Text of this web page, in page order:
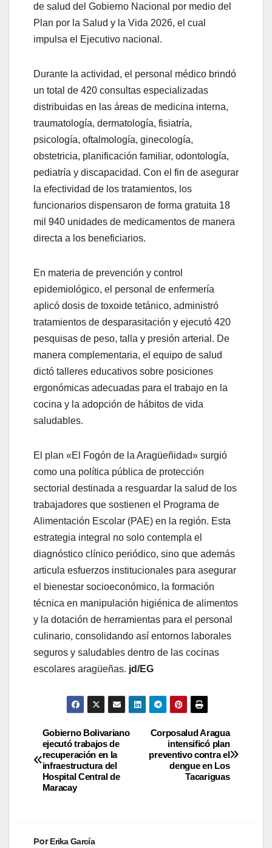
de salud del Gobierno Nacional por medio del
Plan por la Salud y la Vida 2026, el cual
impulsa el Ejecutivo nacional.
Durante la actividad, el personal médico brindó
un total de 420 consultas especializadas
distribuidas en las áreas de medicina interna,
traumatología, dermatología, fisiatría,
psicología, oftalmología, ginecología,
obstetricia, planificación familiar, odontología,
pediatría y discapacidad. Con el fin de asegurar
la efectividad de los tratamientos, los
funcionarios dispensaron de forma gratuita 18
mil 940 unidades de medicamentos de manera
directa a los beneficiarios.
En materia de prevención y control
epidemiológico, el personal de enfermería
aplicó dosis de toxoide tetánico, administró
tratamientos de desparasitación y ejecutó 420
pesquisas de peso, talla y presión arterial. De
manera complementaria, el equipo de salud
dictó talleres educativos sobre posiciones
ergonómicas adecuadas para el trabajo en la
cocina y la adopción de hábitos de vida
saludables.
El plan «El Fogón de la Aragüeñidad» surgió
como una política pública de protección
sectorial destinada a resguardar la salud de los
trabajadores que sostienen el Programa de
Alimentación Escolar (PAE) en la región. Esta
estrategia integral no solo contempla el
diagnóstico clínico periódico, sino que además
articula esfuerzos institucionales para asegurar
el bienestar socioeconómico, la formación
técnica en manipulación higiénica de alimentos
y la dotación de herramientas para el personal
culinario, consolidando así entornos laborales
seguros y saludables dentro de las cocinas
escolares aragüeñas. jd/EG
Corposalud Aragua
intensificó plan
preventivo contra el
dengue en Los
Tacariguas
Gobierno Bolivariano
ejecutó trabajos de
recuperación en la
infraestructura del
Hospital Central de
Maracay
PorErika García